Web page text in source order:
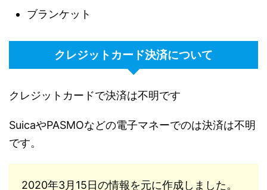
ブランケット
クレジットカード決済について
クレジットカードで決済は不明です
SuicaやPASMOなどの電子マネーでのは決済は不明
です。
2020年3月15日の情報を元に作成しました。